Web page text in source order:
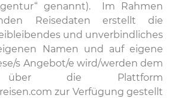
genannt). Im Rahmen
Reisedaten erstellt die
und unverbindliches
Namen und auf eigene
s Angebot/e wird/werden dem
über die Plattform
zur Verfügung gestellt